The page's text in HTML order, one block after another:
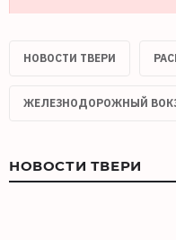
НОВОСТИ ТВЕРИ
ЖЕЛЕЗНОДОРОЖНЫЙ
НОВОСТИ ТВЕРИ